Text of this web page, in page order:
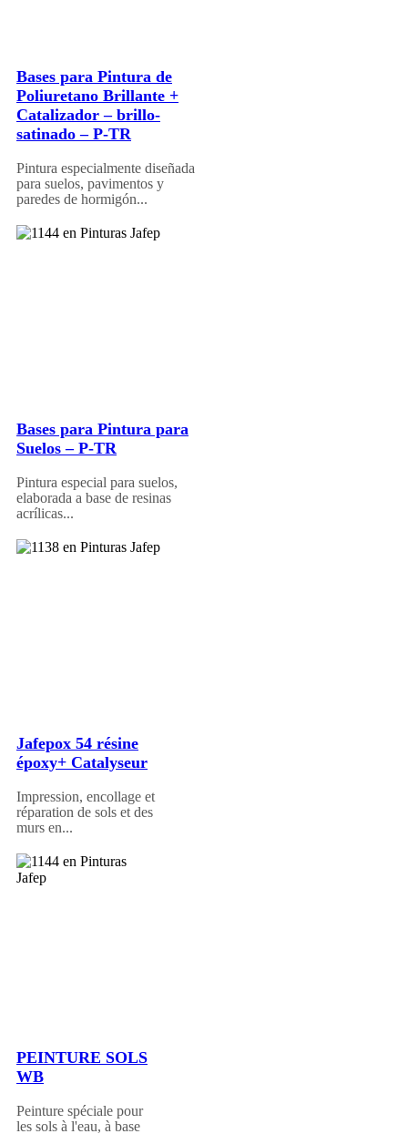
Bases para Pintura de
Poliuretano Brillante +
Catalizador – brillo-
satinado – P-TR
Pintura especialmente diseñada
para suelos, pavimentos y
paredes de hormigón...
Bases para Pintura para
Suelos – P-TR
Pintura especial para suelos,
elaborada a base de resinas
acrílicas...
Jafepox 54 résine
époxy+ Catalyseur
Impression, encollage et
réparation de sols et des
murs en...
PEINTURE SOLS
WB
Peinture spéciale pour
les sols à l'eau, à base